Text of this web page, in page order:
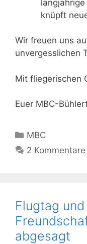
knüpft
Wir freuen uns
unvergesslichen
Mit fliegerischen
Euer MBC-
Kategorien
MBC
2 Kommentare
Flugtag und
abgesagt